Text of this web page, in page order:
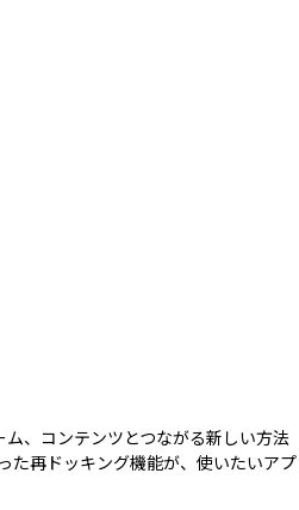
、コンテンツとつながる新しい方法
た再ドッキング機能が、使いたいアプ